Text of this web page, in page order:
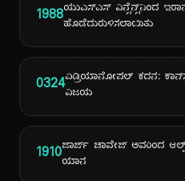
1988ಯುಎಸ್ಎಸ್ ವಿನ್ಸೆನ್ಸ್‌ನಿಂದ
ಹೊಡೆದುರುಳಿಸಲಾಯಿತು
0324ಏಡ್ರಿಯಾನೋಪಲ್ ಕದನ:
ವಿಜಯ
1910ಜಾರ್ಜ್ ಚಾವೇಜ್ ಅವರಿಂದ
ಯಾನ